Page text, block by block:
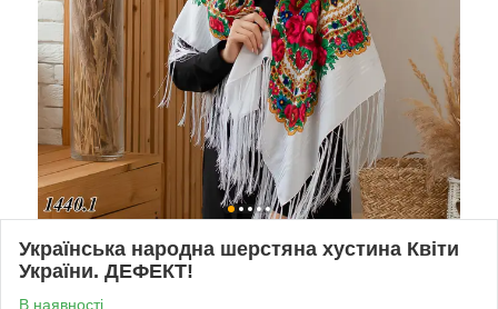
Українська народна шерстяна хустина Квіти
України. ДЕФЕКТ!
В наявності